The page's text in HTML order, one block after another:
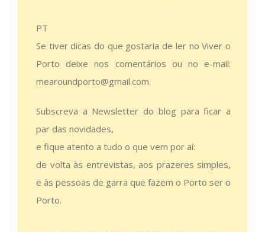
PT
Se tiver dicas do que gostaria de ler no Viver o
Porto deixe nos comentários ou no e-mail:
mearoundporto@gmail.com.
Subscreva a Newsletter do blog para ficar a
par das novidades,
e fique atento a tudo o que vem por aí:
de volta às entrevistas, aos prazeres simples,
e às pessoas de garra que fazem o Porto ser o
Porto.